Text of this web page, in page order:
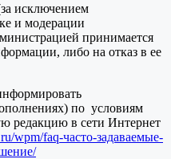
исключением
и модерации
принимается
либо на отказ в ее
по условиям
редакцию в сети Интернет
wpm/faq-часто-задаваемые-